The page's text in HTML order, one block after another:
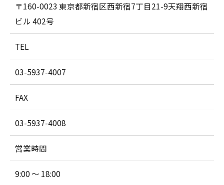
〒160-0023 東京都新宿区西新宿7丁目21-9天翔西新宿
ビル 402号
TEL
03-5937-4007
FAX
03-5937-4008
営業時間
9:00 ～ 18:00